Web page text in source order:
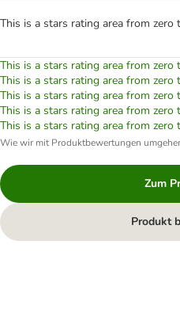
This is a stars rating area from zero
This is a stars rating area from zero
This is a stars rating area from zero
This is a stars rating area from zero
This is a stars rating area from zero
This is a stars rating area from zero
Wie wir mit Produktbewertungen
Zum
Produkt